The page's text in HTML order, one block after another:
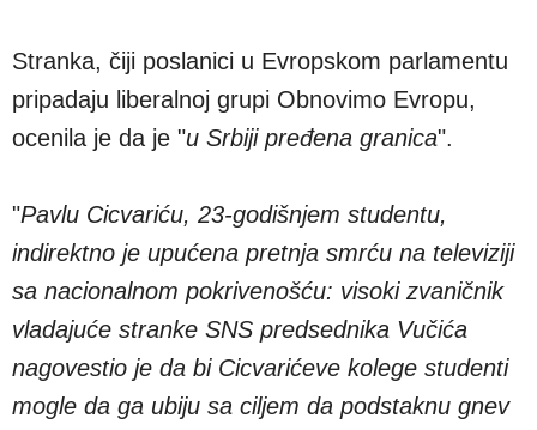
Stranka, čiji poslanici u Evropskom parlamentu
pripadaju liberalnoj grupi Obnovimo Evropu,
ocenila je da je "u Srbiji pređena granica".
"Pavlu Cicvariću, 23-godišnjem studentu,
indirektno je upućena pretnja smrću na televiziji
sa nacionalnom pokrivenošću: visoki zvaničnik
vladajuće stranke SNS predsednika Vučića
nagovestio je da bi Cicvarićeve kolege studenti
mogle da ga ubiju sa ciljem da podstaknu gnev